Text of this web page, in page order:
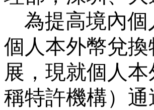
為提高境內
個人本外幣兌
展，現就個人
稱特許機構）